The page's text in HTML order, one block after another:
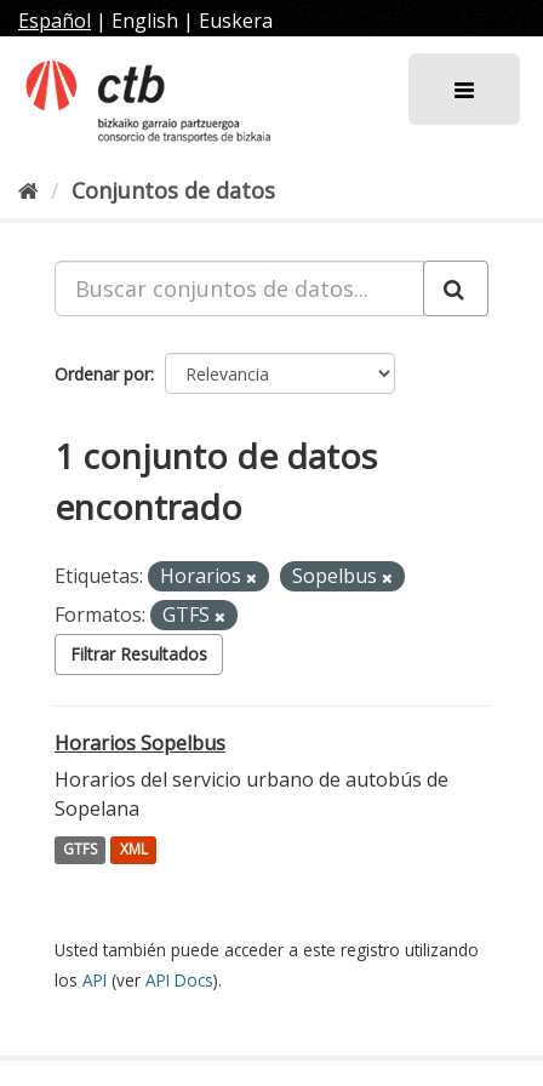
al
contenido
Español | English | Euskera
Conjuntos de datos
Ordenar por
1 conjunto de datos
encontrado
Etiquetas: Horarios
Sopelbus
Formatos:
GTFS
Filtrar Resultados
Horarios Sopelbus
Horarios del servicio urbano de autobús de
Sopelana
GTFS XML
Usted también puede acceder a este registro utilizando
los API (ver API Docs).